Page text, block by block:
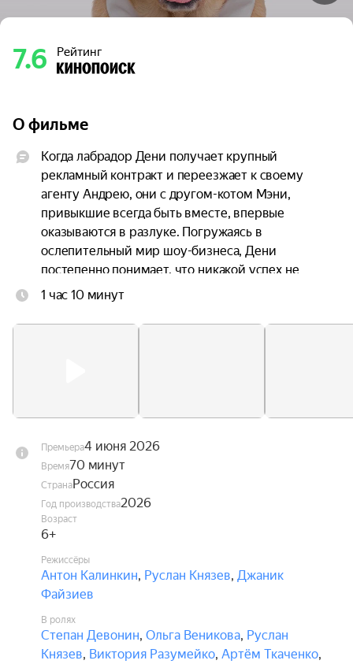
7.6 Рейтинг
О фильме
Когда лабрадор Дени получает крупный
рекламный контракт и переезжает к своему
агенту Андрею, они с другом-котом Мэни,
привыкшие всегда быть вместе, впервые
оказываются в разлуке. Погружаясь в
ослепительный мир шоу-бизнеса, Дени
постепенно понимает, что никакой успех не
способен заменить семью, а искренность ценнее
переживает кризис в отношениях с невестой, и
1 час 10 минут
Премьера4 июня 2026
Время70 минут
СтранаРоссия
Год производства2026
Возраст
6+
Режиссёры
Антон Калинкин, Руслан Князев, Джаник
Файзиев
В ролях
Степан Девонин, Ольга Веникова, Руслан
Князев, Виктория Разумейко, Артём Ткаченко,